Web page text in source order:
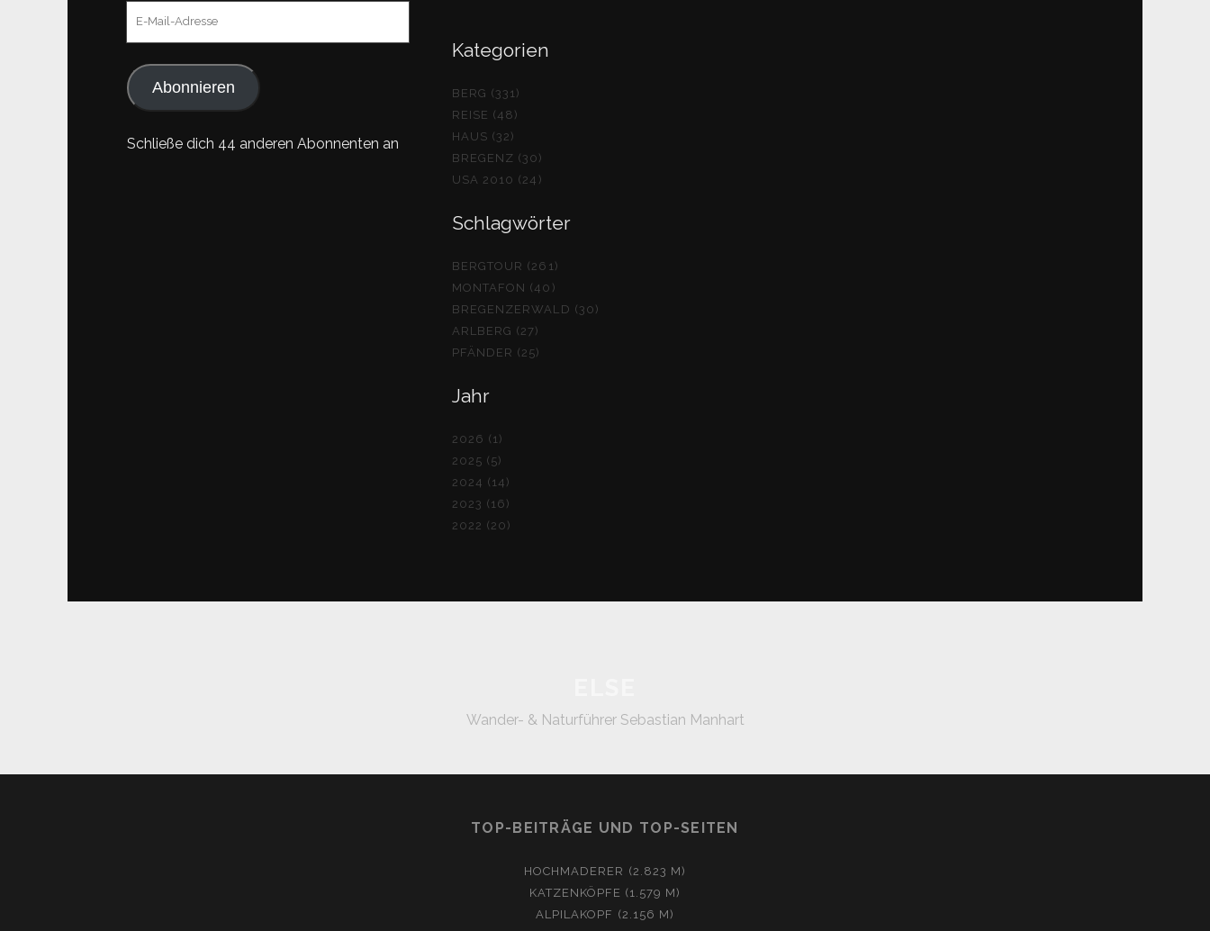
Abonnieren
Schließe dich 44 anderen Abonnenten an
Kategorien
BERG (331)
REISE (48)
HAUS (32)
BREGENZ (30)
USA 2010 (24)
Schlagwörter
BERGTOUR (261)
MONTAFON (40)
BREGENZERWALD (30)
ARLBERG (27)
PFÄNDER (25)
Jahr
2026 (1)
2025 (5)
2024 (14)
2023 (16)
2022 (20)
Wander- & Naturführer Sebastian Manhart
TOP-BEITRÄGE UND TOP-SEITEN
HOCHMADERER (2.823 M)
KATZENKÖPFE (1.579 M)
ALPILAKOPF (2.156 M)